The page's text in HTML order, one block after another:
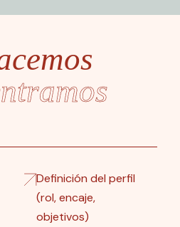
Definición del perfil
(rol, encaje,
objetivos)